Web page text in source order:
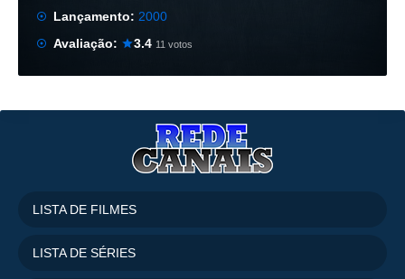
Lançamento: 2000
Avaliação:
3.4 11 votos
LISTA DE FILMES
LISTA DE SÉRIES